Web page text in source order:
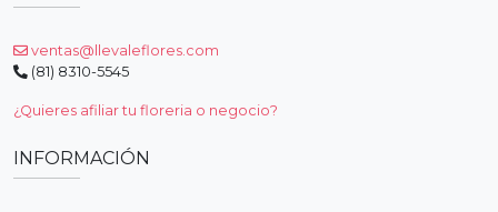
ventas@llevaleflores.com
(81) 8310-5545
¿Quieres afiliar tu floreria o negocio?
INFORMACIÓN